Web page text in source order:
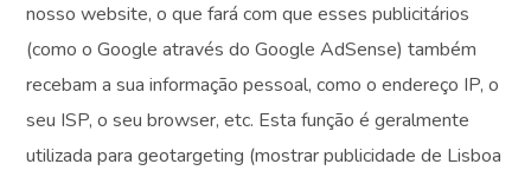
nosso website, o que fará com que esses publicitários
(como o Google através do Google AdSense) também
recebam a sua informação pessoal, como o endereço IP, o
seu ISP, o seu browser, etc. Esta função é geralmente
utilizada para geotargeting (mostrar publicidade de Lisboa